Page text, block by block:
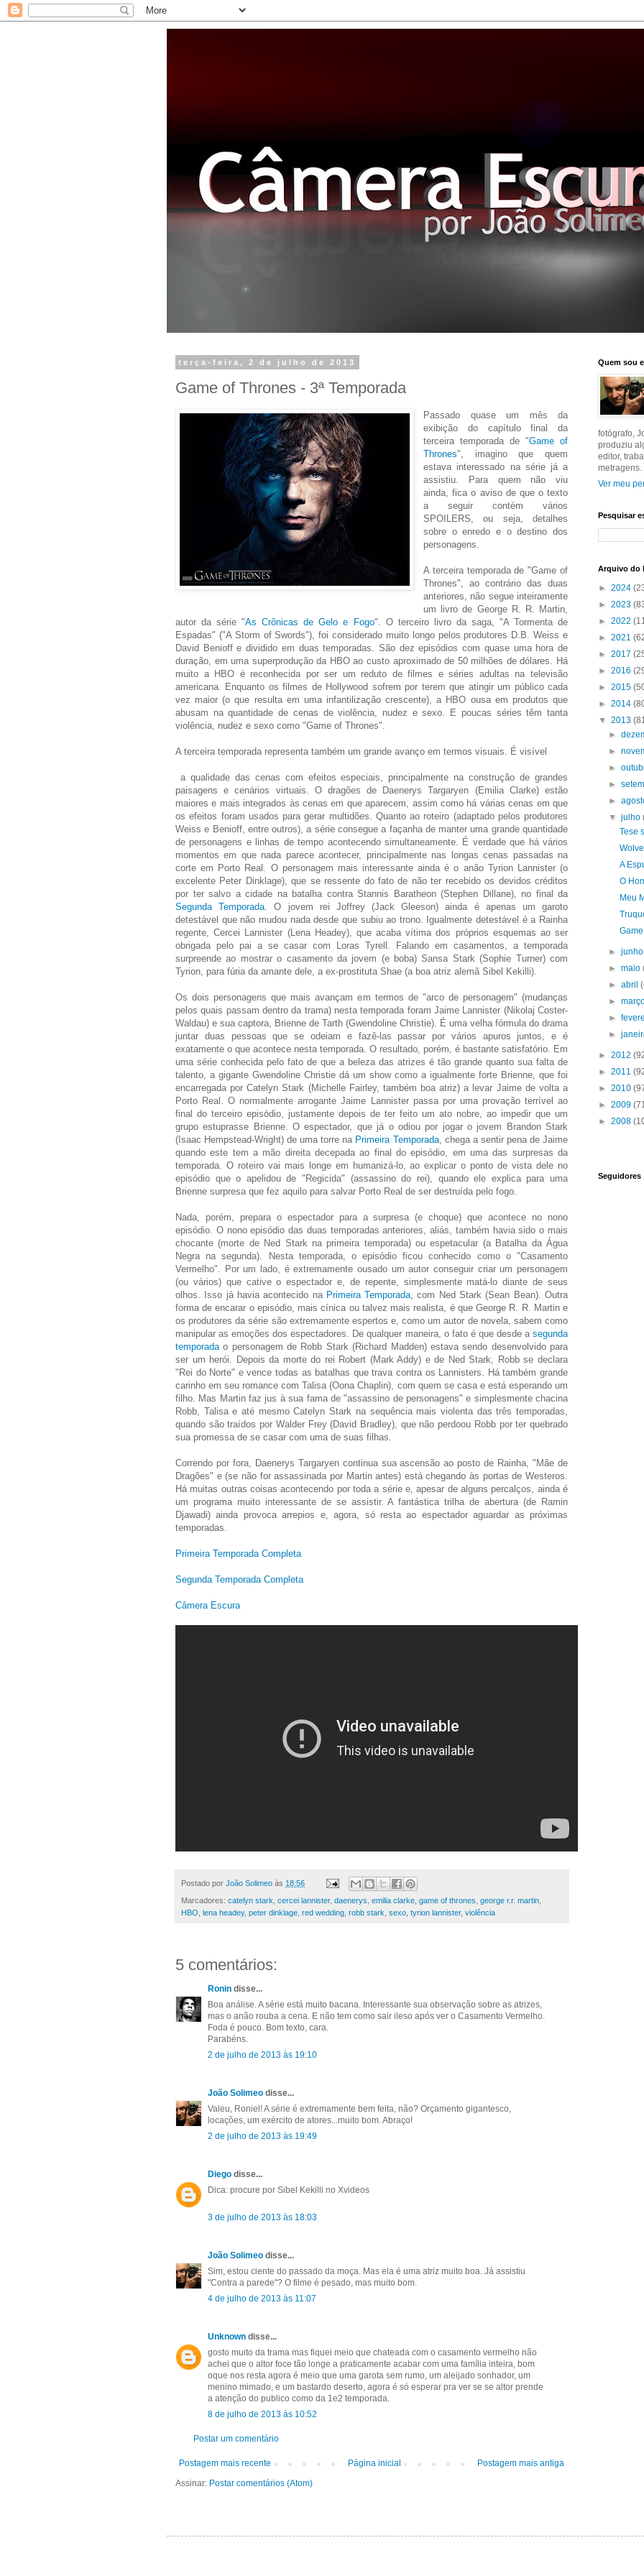
terça-feira, 2 de julho de 2013
Game of Thrones - 3ª Temporada
Passado quase um mês da
exibição do capítulo final da
terceira temporada de "Game of
Thrones", imagino que quem
estava interessado na série já a
assistiu. Para quem não viu
ainda, fica o aviso de que o texto
a seguir contém vários
SPOILERS, ou seja, detalhes
sobre o enredo e o destino dos
personagens.
A terceira temporada de "Game of
Thrones", ao contrário das duas
anteriores, não segue inteiramente
um livro de George R. R. Martin,
autor da série "As Crônicas de Gelo e Fogo". O terceiro livro da saga, "A Tormenta de
Espadas" ("A Storm of Swords"), foi considerado muito longo pelos produtores D.B. Weiss e
David Benioff e dividido em duas temporadas. São dez episódios com quase uma hora de
duração, em uma superprodução da HBO ao custo aproximado de 50 milhões de dólares. Há
muito a HBO é reconhecida por ser um reduto de filmes e séries adultas na televisão
americana. Enquanto os filmes de Hollywood sofrem por terem que atingir um público cada
vez maior (o que resulta em uma infantilização crescente), a HBO ousa em produtos que
abusam na quantidade de cenas de violência, nudez e sexo. E poucas séries têm tanta
violência, nudez e sexo como "Game of Thrones".
A terceira temporada representa também um grande avanço em termos visuais. É visível
a qualidade das cenas com efeitos especiais, principalmente na construção de grandes
paisagens e cenários virtuais. O dragões de Daenerys Targaryen (Emilia Clarke) estão
maiores e mais integrados às cenas em que aparecem, assim como há várias cenas em que
os efeitos foram usados para gerar multidões. Quanto ao roteiro (adaptado pelos produtores
Weiss e Benioff, entre outros), a série consegue a façanha de manter uma grande quantidade
de personagens e linhas de tempo acontecendo simultaneamente. É verdade que há vários
momentos em que nada parece acontecer, principalmente nas longas cenas passadas na
corte em Porto Real. O personagem mais interessante ainda é o anão Tyrion Lannister (o
excelente Peter Dinklage), que se ressente do fato de não ter recebido os devidos créditos
por ter salvo a cidade na batalha contra Stannis Baratheon (Stephen Dillane), no final da
Segunda Temporada . O jovem rei Joffrey (Jack Gleeson) ainda é apenas um garoto
detestável que não mudou nada desde que subiu ao trono. Igualmente detestável é a Rainha
regente, Cercei Lannister (Lena Headey), que acaba vítima dos próprios esquemas ao ser
obrigada pelo pai a se casar com Loras Tyrell. Falando em casamentos, a temporada
surpreende ao mostrar o casamento da jovem (e boba) Sansa Stark (Sophie Turner) com
Tyrion, para fúria da amante dele, a ex-prostituta Shae (a boa atriz alemã Sibel Kekilli).
Os dois personagens que mais avançam em termos de "arco de personagem" (mudanças
pelos quais passam dentro da trama) nesta temporada foram Jaime Lannister (Nikolaj Coster-
Waldau) e sua captora, Brienne de Tarth (Gwendoline Christie). É uma velha fórmula do drama
juntar duas pessoas que se odeiam e fazê-las passar por vários apuros juntos, e é
exatamente o que acontece nesta temporada. O resultado, porém, é bastante satisfatório. Em
uma série conhecida pelo fato de que a beleza das atrizes é tão grande quanto sua falta de
talento, a gigante Gwendoline Christie dá um show como a igualmente forte Brienne, que foi
encarregada por Catelyn Stark (Michelle Fairley, também boa atriz) a levar Jaime de volta a
Porto Real. O normalmente arrogante Jaime Lannister passa por uma provação terrível ao
final do terceiro episódio, justamente depois de ter feito um ato nobre, ao impedir que um
grupo estuprasse Brienne. O espectador, que já o odiou por jogar o jovem Brandon Stark
(Isaac Hempstead-Wright) de uma torre na Primeira Temporada, chega a sentir pena de Jaime
quando este tem a mão direita decepada ao final do episódio, em uma das surpresas da
temporada. O roteiro vai mais longe em humanizá-lo, ao explicar o ponto de vista dele no
episódio que o apelidou de "Regicida" (assassino do rei), quando ele explica para uma
Brienne surpresa que fez aquilo para salvar Porto Real de ser destruída pelo fogo.
Nada, porém, prepara o espectador para a surpresa (e choque) que acontece no nono
episódio. O nono episódio das duas temporadas anteriores, aliás, também havia sido o mais
chocante (morte de Ned Stark na primeira temporada) ou espetacular (a Batalha da Água
Negra na segunda). Nesta temporada, o episódio ficou conhecido como o "Casamento
Vermelho". Por um lado, é extremamente ousado um autor conseguir criar um personagem
(ou vários) que cative o espectador e, de repente, simplesmente matá-lo diante de seus
olhos. Isso já havia acontecido na Primeira Temporada , com Ned Stark (Sean Bean). Outra
forma de encarar o episódio, mais cínica ou talvez mais realista, é que George R. R. Martin e
os produtores da série são extremamente espertos e, como um autor de novela, sabem como
manipular as emoções dos espectadores. De qualquer maneira, o fato é que desde a segunda
temporada o personagem de Robb Stark (Richard Madden) estava sendo desenvolvido para
ser um herói. Depois da morte do rei Robert (Mark Addy) e de Ned Stark, Robb se declara
"Rei do Norte" e vence todas as batalhas que trava contra os Lannisters. Há também grande
carinho em seu romance com Talisa (Oona Chaplin), com quem se casa e está esperando um
filho. Mas Martin faz jus à sua fama de "assassino de personagens" e simplesmente chacina
Robb, Talisa e até mesmo Catelyn Stark na sequência mais violenta das três temporadas,
quando são traídos por Walder Frey (David Bradley), que não perdoou Robb por ter quebrado
sua promessa de se casar com uma de suas filhas.
Correndo por fora, Daenerys Targaryen continua sua ascensão ao posto de Rainha, "Mãe de
Dragões" e (se não for assassinada por Martin antes) está chegando às portas de Westeros.
Há muitas outras coisas acontecendo por toda a série e, apesar de alguns percalços, ainda é
um programa muito interessante de se assistir. A fantástica trilha de abertura (de Ramin
Djawadi) ainda provoca arrepios e, agora, só resta ao espectador aguardar as próximas
temporadas.
Primeira Temporada Completa
Segunda Temporada Completa
Câmera Escura
Postado por João Solimeo às 18:56
Marcadores: catelyn stark cercei lannister, daenerys emilia clarke game of thrones george r.r. martin
HBO lena headey, peter dinklage red wedding robb stark sexo tyrion lannister, violência
5 comentários:
Ronin disse...
Boa análise. A série está muito bacana. Interessante sua observação sobre as atrizes,
mas o anão rouba a cena. E não tem como sair ileso após ver o Casamento Vermelho.
Foda é pouco. Bom texto, cara.
Parabéns.
2 de julho de 2013 às 19:10
João Solimeo disse...
Valeu, Roniel! A série é extremamente bem feita, não? Orçamento gigantesco,
locações, um exército de atores...muito bom. Abraço!
2 de julho de 2013 às 19:49
Diego disse...
Dica: procure por Sibel Kekilli no Xvideos
3 de julho de 2013 às 18:03
João Solimeo disse...
Sim, estou ciente do passado da moça. Mas ela é uma atriz muito boa. Já assistiu
"Contra a parede"? O filme é pesado, mas muito bom.
4 de julho de 2013 às 11:07
Unknown disse...
gosto muito da trama mas fiquei meio que chateada com o casamento vermelho não
achei que o altor foce tão longe a praticamente acabar com uma família inteira, bom
oque nos resta agora é meio que uma garota sem rumo, um aleijado sonhador, um
menino mimado, e um bastardo deserto, agora é só esperar pra ver se se altor prende
a atenção do publico como da 1e2 temporada.
8 de julho de 2013 às 10:52
Postar um comentário
Postagem mais recente Postagem mais antiga
Página inicial
Assinar: Postar comentários (Atom)
Quem sou
fotógrafo,
produziu
editor,
metragens.
Ver meu
Pesquisar
Arquivo do
► 2024
► 2023
► 2022
► 2021
► 2017
► 2016
► 2015
► 2014
▼ 2013
►
►
►
►
►
▼julho
Tese
A
O
Meu
►
►maio
►abril
►
►
►
► 2012
► 2011
► 2010
► 2009
► 2008
Seguidores